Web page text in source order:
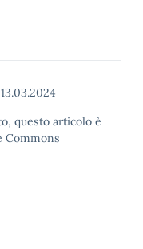
13.03.2024
questo articolo è
Commons